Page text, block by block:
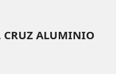
CRUZ ALUMINIO